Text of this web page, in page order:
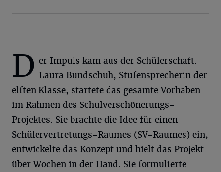
D er Impuls kam aus der Schülerschaft.
Laura Bundschuh, Stufensprecherin der
elften Klasse, startete das gesamte Vorhaben
im Rahmen des Schulverschönerungs-
Projektes. Sie brachte die Idee für einen
Schülervertretungs-Raumes (SV-Raumes) ein,
entwickelte das Konzept und hielt das Projekt
über Wochen in der Hand. Sie formulierte